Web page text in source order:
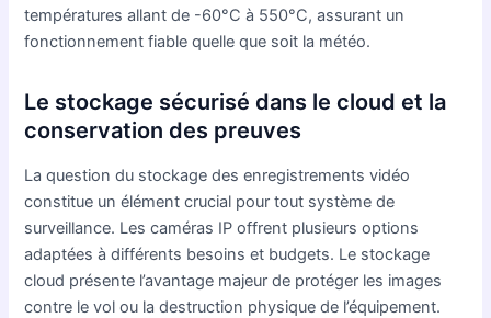
températures allant de -60°C à 550°C, assurant un
fonctionnement fiable quelle que soit la météo.
Le stockage sécurisé dans le cloud et la
conservation des preuves
La question du stockage des enregistrements vidéo
constitue un élément crucial pour tout système de
surveillance. Les caméras IP offrent plusieurs options
adaptées à différents besoins et budgets. Le stockage
cloud présente l’avantage majeur de protéger les images
contre le vol ou la destruction physique de l’équipement.